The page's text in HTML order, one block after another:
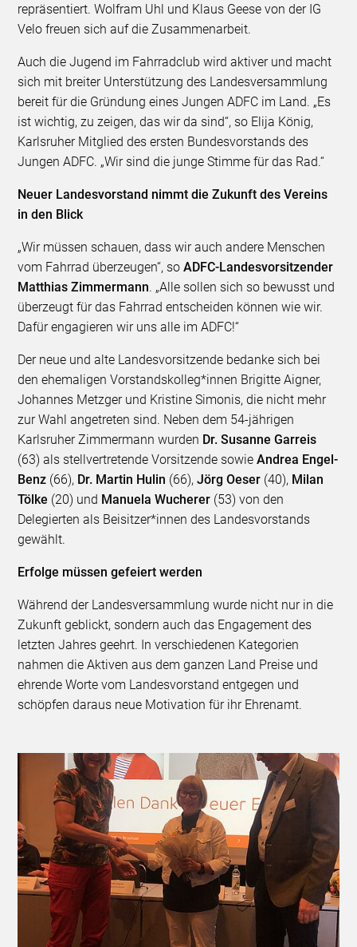
repräsentiert. Wolfram Uhl und Klaus Geese von der IG
Velo freuen sich auf die Zusammenarbeit.
Auch die Jugend im Fahrradclub wird aktiver und macht
sich mit breiter Unterstützung des Landesversammlung
bereit für die Gründung eines Jungen ADFC im Land. „Es
ist wichtig, zu zeigen, das wir da sind“, so Elija König,
Karlsruher Mitglied des ersten Bundesvorstands des
Jungen ADFC. „Wir sind die junge Stimme für das Rad.“
Neuer Landesvorstand nimmt die Zukunft des Vereins
in den Blick
„Wir müssen schauen, dass wir auch andere Menschen
vom Fahrrad überzeugen“, soADFC-Landesvorsitzender
Matthias Zimmermann. „Alle sollen sich so bewusst und
überzeugt für das Fahrrad entscheiden können wie wir.
Dafür engagieren wir uns alle im ADFC!“
Der neue und alte Landesvorsitzende bedanke sich bei
den ehemaligen Vorstandskolleg*innen Brigitte Aigner,
Johannes Metzger und Kristine Simonis, die nicht mehr
zur Wahl angetreten sind. Neben dem 54-jährigen
Karlsruher Zimmermann wurden Dr. Susanne Garreis
(63) als stellvertretende Vorsitzende sowieAndrea Engel-
Benz (66), Dr. Martin Hulin (66),Jörg Oeser (40), Milan
Tölke (20) und Manuela Wucherer (53) von den
Delegierten als Beisitzer*innen des Landesvorstands
gewählt.
Erfolge müssen gefeiert werden
Während der Landesversammlung wurde nicht nur in die
Zukunft geblickt, sondern auch das Engagement des
letzten Jahres geehrt. In verschiedenen Kategorien
nahmen die Aktiven aus dem ganzen Land Preise und
ehrende Worte vom Landesvorstand entgegen und
schöpfen daraus neue Motivation für ihr Ehrenamt.